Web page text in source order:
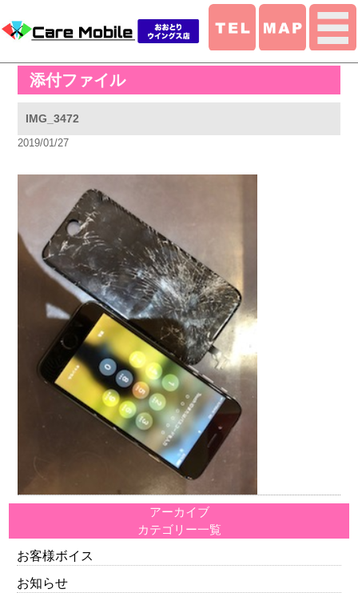
添付ファイル
IMG_3472
2019/01/27
アーカイブ
カテゴリー一覧
お客様ボイス
お知らせ